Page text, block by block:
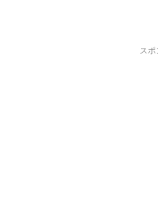
スポ